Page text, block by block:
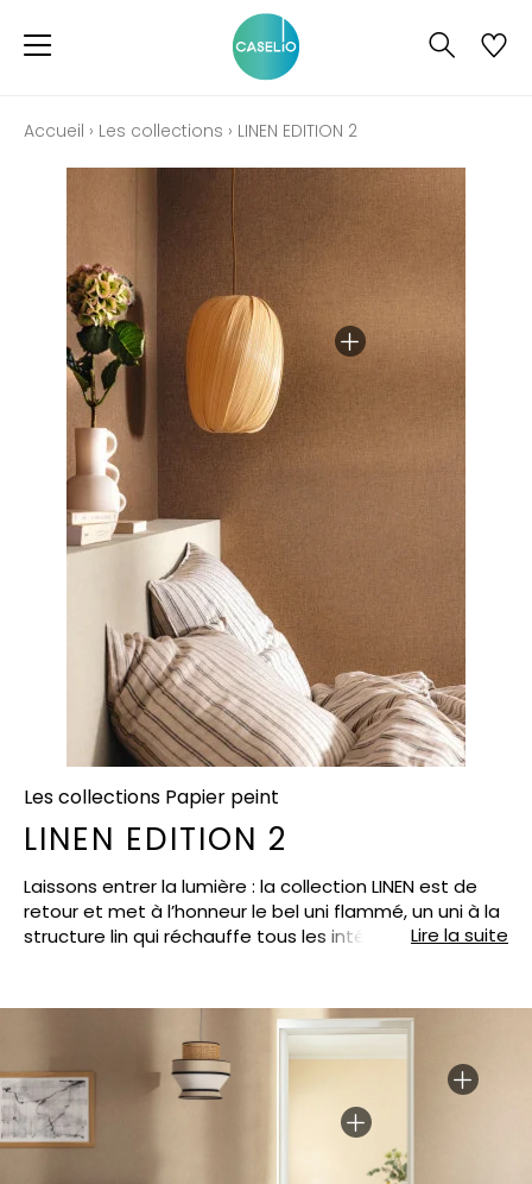
Accueil › Les collections › LINEN EDITION 2
Les collections Papier peint
LINEN EDITION 2
Laissons entrer la lumière : la collection LINEN est de
retour et met à l’honneur le bel uni flammé, un uni à la
structure lin qui réchauffe tous les intérieurs. À vous -
les couleurs que vous avez adorées et on lui a ajouté
plus de 40 nouvelles teintes. Bien sûr, tous les papiers
peints sont en vinyle sur intissé et se posent
facilement dans toutes les pièces de la maison,
même les plus humides (cuisine, salle de bain, salon,
séjour, salle de bain, bureau…).
Lire la suite